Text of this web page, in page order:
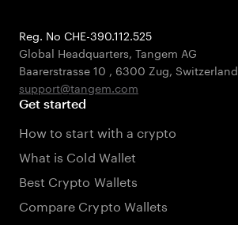
Reg. No CHE-390.112.525
Global Headquarters, Tangem AG
Baarerstrasse 10 , 6300 Zug, Switzerland
support@tangem.com
Get started
How to start with a crypto
What is Cold Wallet
Best Crypto Wallets
Compare Crypto Wallets